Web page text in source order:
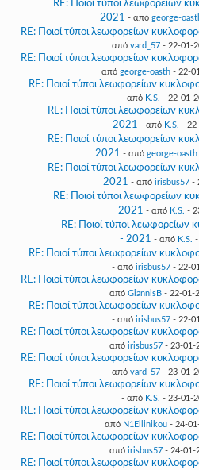
RE: Ποιοί τύποι λεωφορείων
2021 - από george-
RE: Ποιοί τύποι λεωφορείων
από vard_57- 22-01-
RE: Ποιοί τύποι λεωφορείων
από george-oasth- 22-
RE: Ποιοί τύποι λεωφορείων
- από K.S. - 22-01-
RE: Ποιοί τύποι λεωφορείων
2021 - από K.S. -
RE: Ποιοί τύποι λεωφορείων
2021 - από george-oasth
RE: Ποιοί τύποι λεωφορείων
2021 - από irisbus57-
RE: Ποιοί τύποι λεωφορείων
2021 - από K.S. -
RE: Ποιοί τύποι
- 2021 - από K.S. -
RE: Ποιοί τύποι λεωφορείων
- από irisbus57- 22-
RE: Ποιοί τύποι λεωφορείων
από GiannisB - 22-01-
RE: Ποιοί τύποι λεωφορείων
- από irisbus57- 22-
RE: Ποιοί τύποι λεωφορείων
από irisbus57- 23-01-
RE: Ποιοί τύποι λεωφορείων
από vard_57- 23-01-
RE: Ποιοί τύποι λεωφορείων
- από K.S. - 23-01-
RE: Ποιοί τύποι λεωφορείων
από N1Ellinikou- 24-
RE: Ποιοί τύποι λεωφορείων
από irisbus57- 24-01-
RE: Ποιοί τύποι λεωφορείων